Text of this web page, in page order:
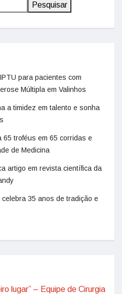
Pesquisar
para pacientes com
Múltipla em Valinhos
a timidez em talento e sonha
65 troféus em 65 corridas e
de Medicina
artigo em revista científica da
35 anos de tradição e
lugar” – Equipe de Cirurgia